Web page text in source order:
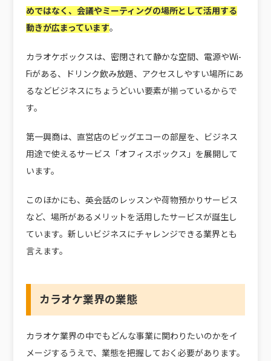
めではなく、会議やミーティングの場所として活用する
動きが広まっています。
カラオケボックスは、密閉されて静かな空間、電源やWi-
Fiがある、ドリンク飲み放題、アクセスしやすい場所にあ
るなどビジネスにちょうどいい要素が揃っているからで
す。
第一興商は、直営店のビッグエコーの部屋を、ビジネス
用途で使えるサービス「オフィスボックス」を展開して
います。
このほかにも、英会話のレッスンや荷物預かりサービス
など、場所があるメリットを活用したサービスが誕生し
ています。新しいビジネスにチャレンジできる業界とも
言えます。
カラオケ業界の業態
カラオケ業界の中でもどんな事業に関わりたいのかをイ
メージするうえで、業態を把握しておく必要があります。